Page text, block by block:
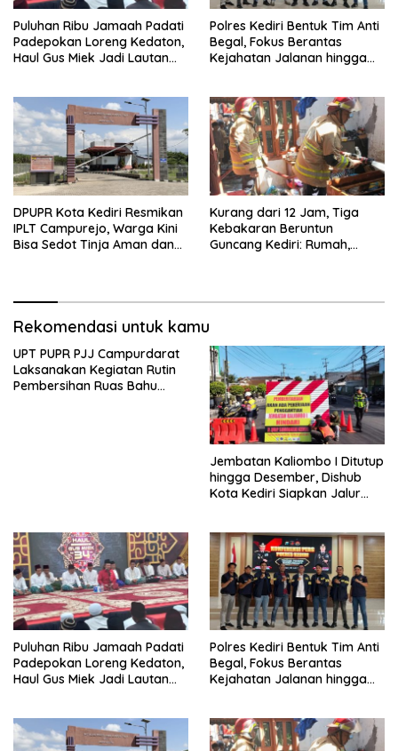
Puluhan Ribu Jamaah Padati
Padepokan Loreng Kedaton,
Haul Gus Miek Jadi Lautan
Polres Kediri Bentuk Tim Anti
Begal, Fokus Berantas
Kejahatan Jalanan hingga
DPUPR Kota Kediri Resmikan
IPLT Campurejo, Warga Kini
Bisa Sedot Tinja Aman dan
Kurang dari 12 Jam, Tiga
Kebakaran Beruntun
Guncang Kediri: Rumah,
Rekomendasi untuk kamu
UPT PUPR PJJ Campurdarat
Laksanakan Kegiatan Rutin
Pembersihan Ruas Bahu
Jembatan Kaliombo I Ditutup
hingga Desember, Dishub
Kota Kediri Siapkan Jalur
Puluhan Ribu Jamaah Padati
Padepokan Loreng Kedaton,
Haul Gus Miek Jadi Lautan
Polres Kediri Bentuk Tim Anti
Begal, Fokus Berantas
Kejahatan Jalanan hingga